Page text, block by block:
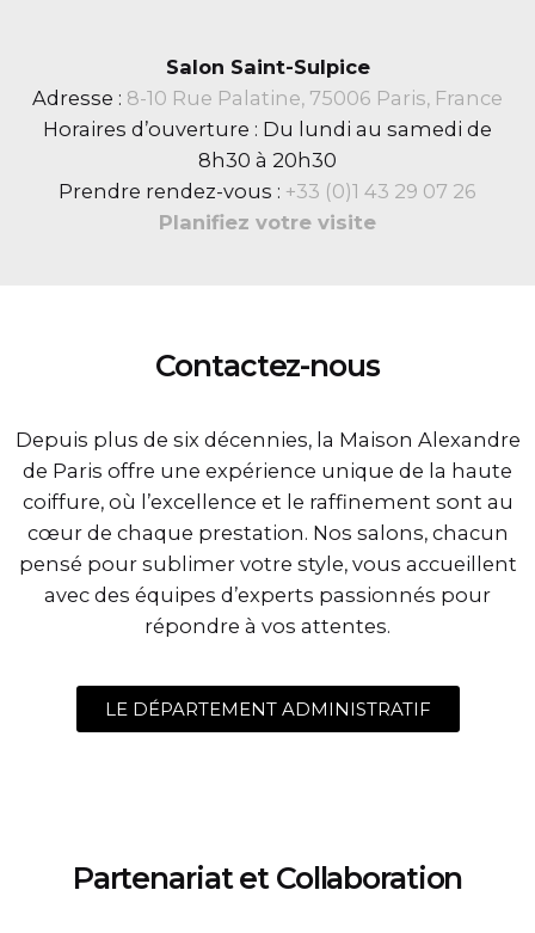
Salon Saint-Sulpice
Adresse : 8-10 Rue Palatine, 75006 Paris, France
Horaires d’ouverture : Du lundi au samedi de
8h30 à 20h30
Prendre rendez-vous : +33 (0)1 43 29 07 26
Planifiez votre visite
Contactez-nous
Depuis plus de six décennies, la Maison Alexandre
de Paris offre une expérience unique de la haute
coiffure, où l’excellence et le raffinement sont au
cœur de chaque prestation. Nos salons, chacun
pensé pour sublimer votre style, vous accueillent
avec des équipes d’experts passionnés pour
répondre à vos attentes.
LE DÉPARTEMENT ADMINISTRATIF
Partenariat et Collaboration